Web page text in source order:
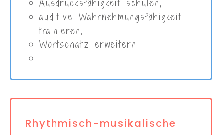
Ausdrucksfähigkeit schulen,
auditive Wahrnehmungsfähigkeit
trainieren,
Wortschatz erweitern
Rhythmisch-musikalische